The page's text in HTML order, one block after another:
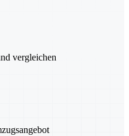
vergleichen